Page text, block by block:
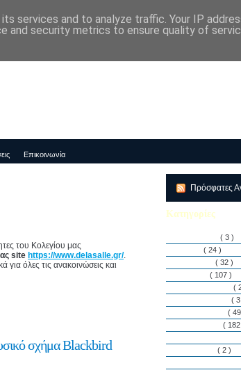
"ΔΕΛΑΣΑΛ"
Επικοινωνία
του Κολεγίου μας
site https://www.delasalle.gr/.
για όλες τις ανακοινώσεις και
σχήμα Blackbird
Πρόσφατες
Κατηγορίες
( 3 )
( 24 )
( 32 )
( 107 )
(
(
(
(
( 2 )
services and to analyze traffic. Your IP
and security metrics to ensure quality of